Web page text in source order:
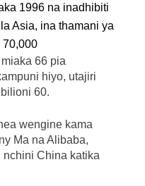
1996 na inadhibiti
Asia, ina thamani ya
70,000
66 pia
hiyo, utajiri
60.
wengine kama
Ma na Alibaba,
nchini China katika